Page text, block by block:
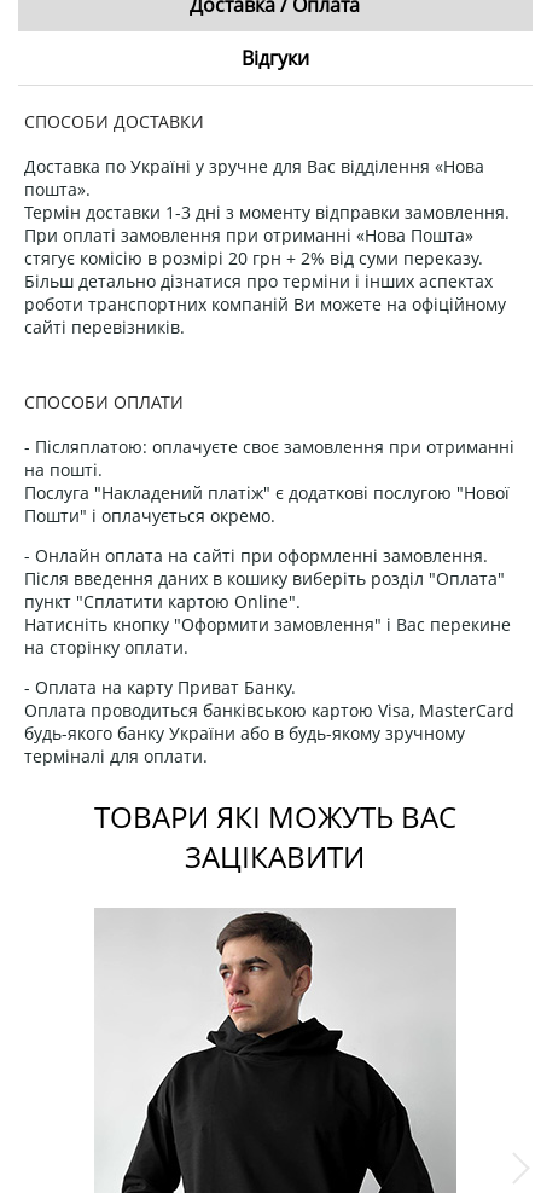
Відгуки
СПОСОБИ ДОСТАВКИ
Доставка по Україні у зручне для Вас відділення «Нова
пошта».
Термін доставки 1-3 дні з моменту відправки замовлення.
При оплаті замовлення при отриманні «Нова Пошта»
стягує комісію в розмірі 20 грн + 2% від суми переказу.
Більш детально дізнатися про терміни і інших аспектах
роботи транспортних компаній Ви можете на офіційному
сайті перевізників.
СПОСОБИ ОПЛАТИ
- Післяплатою: оплачуєте своє замовлення при отриманні
на пошті.
Послуга "Накладений платіж" є додаткові послугою "Нової
Пошти" і оплачується окремо.
- Онлайн оплата на сайті при оформленні замовлення.
Після введення даних в кошику виберіть розділ "Оплата"
пункт "Сплатити картою Online".
Натисніть кнопку "Оформити замовлення" і Вас перекине
на сторінку оплати.
- Оплата на карту Приват Банку.
Оплата проводиться банківською картою Visa, MasterCard
будь-якого банку України або в будь-якому зручному
терміналі для оплати.
ТОВАРИ ЯКІ МОЖУТЬ ВАС
ЗАЦІКАВИТИ